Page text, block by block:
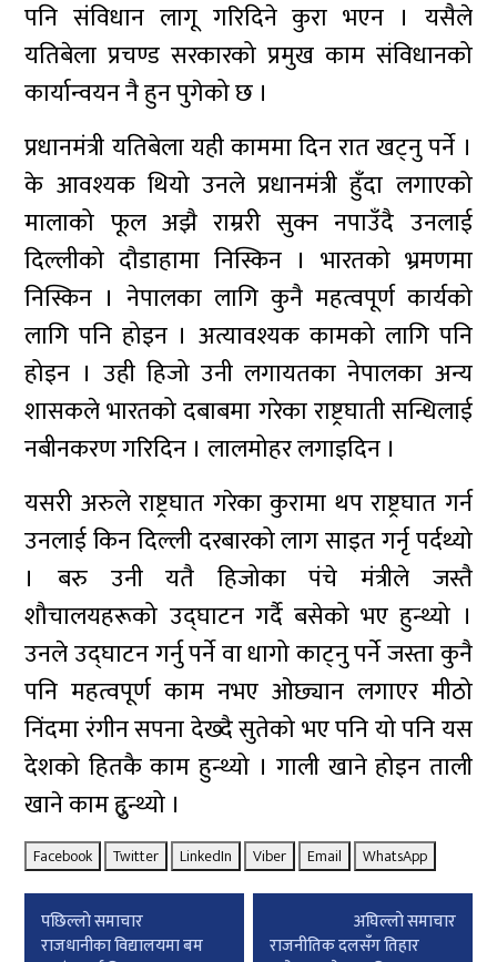
पनि संविधान लागू गरिदिने कुरा भएन । यसैले
यतिबेला प्रचण्ड सरकारको प्रमुख काम संविधानको
कार्यान्वयन नै हुन पुगेको छ ।
प्रधानमंत्री यतिबेला यही काममा दिन रात खट्नु पर्ने ।
के आवश्यक थियो उनले प्रधानमंत्री हुँदा लगाएको
मालाको फूल अझै राम्ररी सुक्न नपाउँदै उनलाई
दिल्लीको दौडाहामा निस्किन । भारतको भ्रमणमा
निस्किन । नेपालका लागि कुनै महत्वपूर्ण कार्यको
लागि पनि होइन । अत्यावश्यक कामको लागि पनि
होइन । उही हिजो उनी लगायतका नेपालका अन्य
शासकले भारतको दबाबमा गरेका राष्ट्रघाती सन्धिलाई
नबीनकरण गरिदिन । लालमोहर लगाइदिन ।
यसरी अरुले राष्ट्रघात गरेका कुरामा थप राष्ट्रघात गर्न
उनलाई किन दिल्ली दरबारको लाग साइत गर्नृ पर्दथ्यो
। बरु उनी यतै हिजोका पंचे मंत्रीले जस्तै
शौचालयहरूको उद्घाटन गर्दै बसेको भए हुन्थ्यो ।
उनले उद्घाटन गर्नु पर्ने वा धागो काट्नु पर्ने जस्ता कुनै
पनि महत्वपूर्ण काम नभए ओछ्यान लगाएर मीठो
निंदमा रंगीन सपना देख्दै सुतेको भए पनि यो पनि यस
देशको हितकै काम हुन्थ्यो । गाली खाने होइन ताली
खाने काम हृुन्थ्यो ।
Facebook Twitter LinkedIn Viber Email WhatsApp
Post
navigation
पछिल्लाे समाचार
राजधानीका विद्यालयमा बम
अघिल्लाे समाचार
राजनीतिक दलसँग तिहार